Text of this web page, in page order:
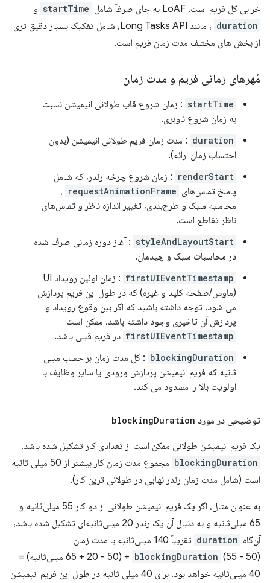
خرابی کل فریم است. LoAF به جای صرفاً شامل
startTime و
duration
، مانند Long Tasks API، شامل تفکیک بسیار دقیق تری
از بخش های مختلف مدت زمان فریم است.
مُهرهای زمانی فریم و مدت زمان
startTime : زمان شروع قاب طولانی انیمیشن نسبت
به زمان شروع ناوبری.
duration : مدت زمان فریم طولانی انیمیشن (بدون
احتساب زمان ارائه).
renderStart : زمان شروع چرخه رندر، که شامل
پاسخ تماس‌های requestAnimationFrame ،
محاسبه سبک و طرح‌بندی، تغییر اندازه ناظر و تماس‌های
ناظر تقاطع است.
styleAndLayoutStart : آغاز دوره زمانی صرف شده
در محاسبات سبک و چیدمان.
firstUIEventTimestamp
: زمان اولین رویداد UI
(ماوس/صفحه کلید و غیره) که در طول این فریم پردازش
می شود. توجه داشته باشید که اگر بین وقوع رویداد و
پردازش آن تاخیری وجود داشته باشد، ممکن است
firstUIEventTimestamp در فریم قبلی باشد.
blockingDuration : کل مدت زمان بر حسب میلی
ثانیه که فریم انیمیشن پردازش ورودی یا سایر وظایف با
اولویت بالا را مسدود می کند.
توضیحی در مورد blockingDuration
یک فریم انیمیشن طولانی ممکن است از تعدادی کار تشکیل شده باشد.
blockingDuration
مجموع مدت زمان کار بیشتر از 50 میلی ثانیه
است (شامل مدت زمان رندر نهایی در طولانی ترین کار).
به عنوان مثال، اگر یک فریم انیمیشن طولانی از دو کار 55 میلی‌ثانیه و
65 میلی‌ثانیه و به دنبال آن یک رندر 20 میلی‌ثانیه‌ای تشکیل شده باشد،
آن‌گاه duration تقریباً 140 میلی‌ثانیه با مدت زمان
blockingDuration
(55 - 50) + (65 + 20 - 50 میلی‌ثانیه) =
40 میلی‌ثانیه خواهد بود. برای 40 میلی ثانیه در طول این فریم انیمیشن